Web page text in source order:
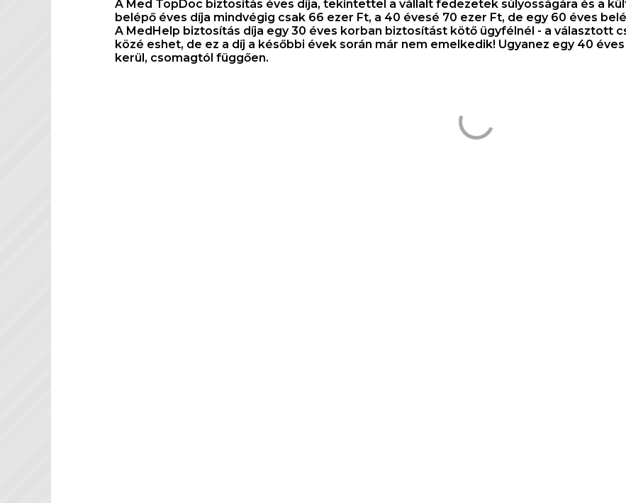
A Med TopDoc biztosítás éves díja, tekintettel a vállalt fedezetek súlyosságára és a
belépő éves díja mindvégig csak 66 ezer Ft, a 40 évesé 70 ezer Ft, de egy 60 éves
A MedHelp biztosítás díja egy 30 éves korban biztosítást kötő ügyfélnél - a választott
közé eshet, de ez a díj a későbbi évek során már nem emelkedik! Ugyanez egy 40
kerül, csomagtól függően.